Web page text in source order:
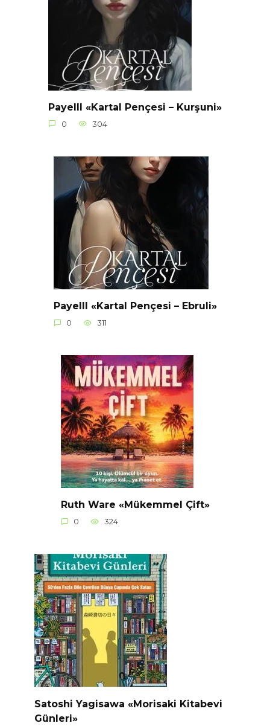
Payelll «Kartal Pençesi – Kurşuni»
0 304
Payelll «Kartal Pençesi – Ebruli»
0 311
Ruth Ware «Mükemmel Çift»
0 324
Satoshi Yagisawa «Morisaki Kitabevi
Günleri»